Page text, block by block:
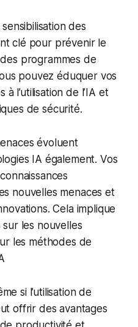
des
clé pour prévenir le
programmes de
pouvez éduquer vos
l’utilisation de l’IA et
de sécurité.
évoluent
IA également. Vos
nouvelles menaces et
Cela implique
les nouvelles
les méthodes de
si l’utilisation de
offrir des avantages